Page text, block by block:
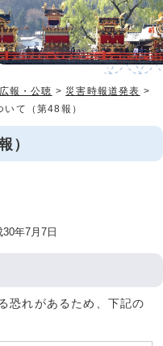
広報・公聴 > 災害時報道発表 >
て（第48報）
）
年7月7日
恐れがあるため、下記の